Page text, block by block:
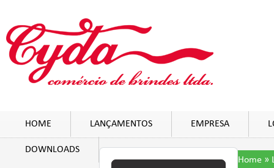
HOME LANÇAMENTOS EMPRESA
DOWNLOADS
Home »